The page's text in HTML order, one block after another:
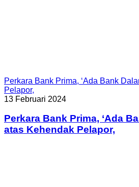
Perkara Bank Prima, ‘Ada Bank
Pelapor,
13 Februari 2024
Perkara Bank Prima, ‘Ada
atas Kehendak Pelapor,